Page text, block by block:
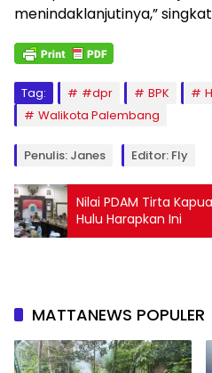
menindaklanjutinya,”
Tag: #dpr BPK
Walikota Palembang
Penulis: Janes Editor: Fly
Nilai PDAM Tirta
Hulu Harapkan Ini
MATTANEWS POPULER